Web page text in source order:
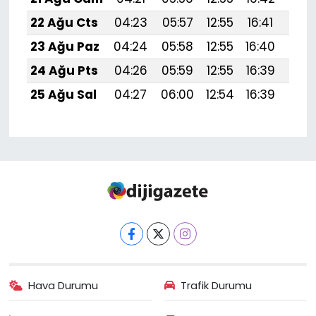
22 Ağu Cts
04:23 05:57 12:55 16:41
23 Ağu Paz
04:24 05:58 12:55 16:40
24 Ağu Pts
04:26 05:59 12:55 16:39
25 Ağu Sal
04:27 06:00 12:54 16:39
Hava Durumu Trafik Durumu